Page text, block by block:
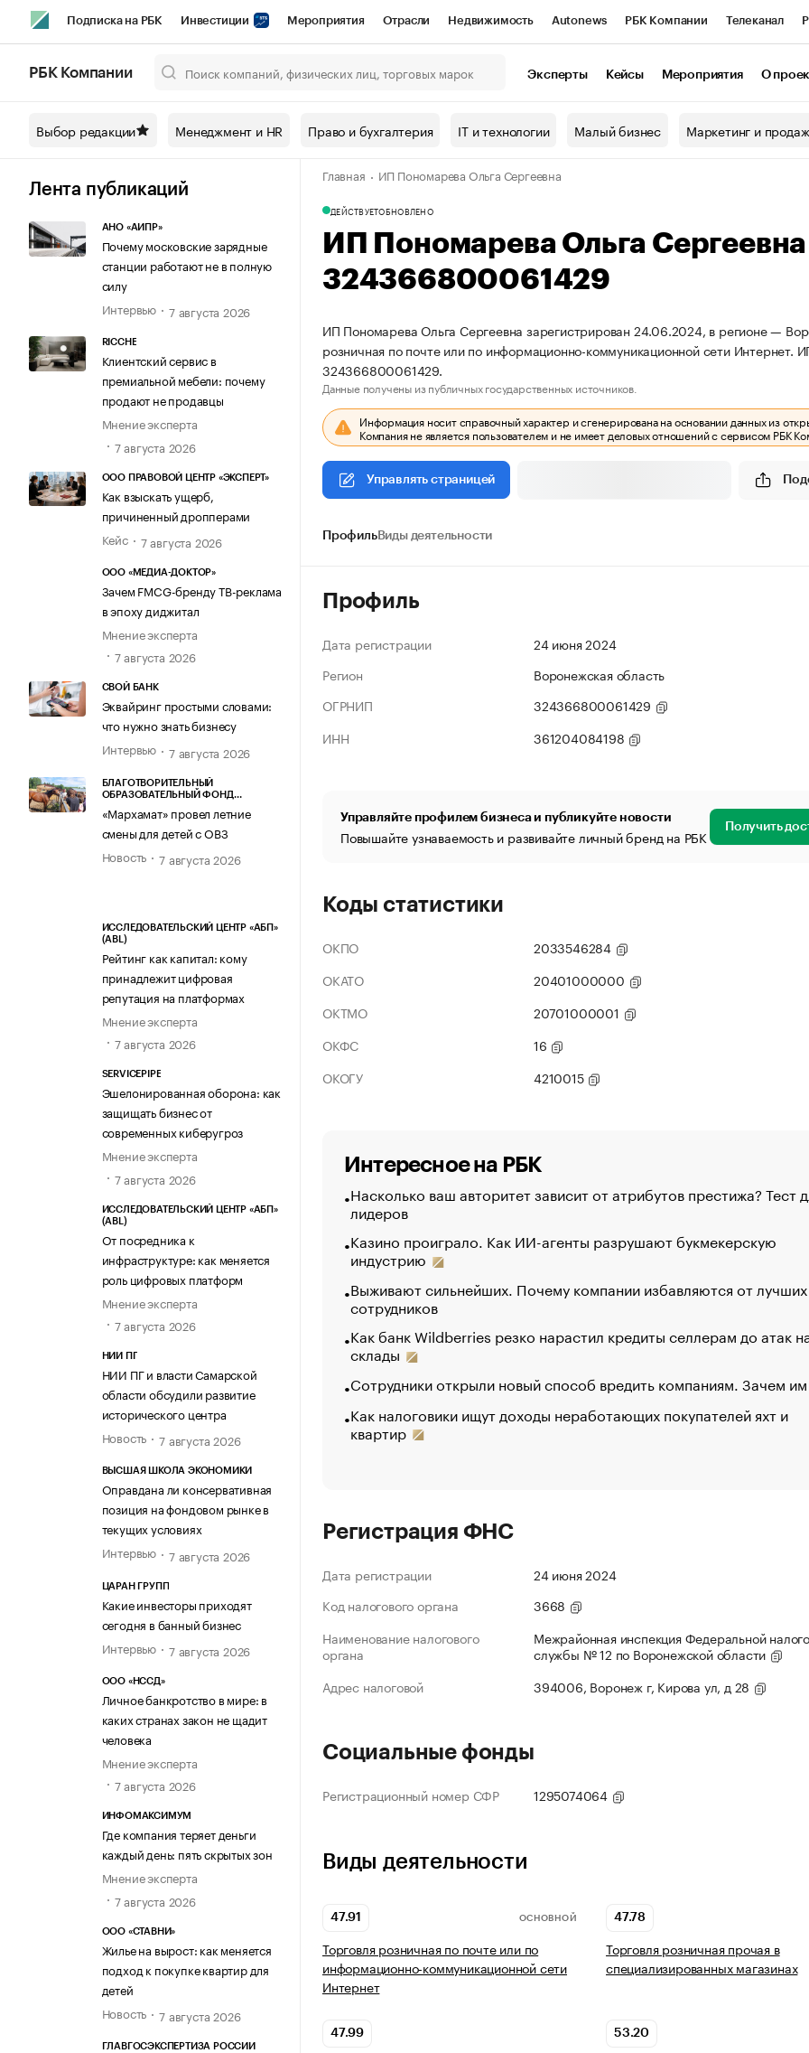
Подписка на РБК Инвестиции Мероприятия Отрасли Недвижимость Autonews РБК Компании Телеканал
Спецпроекты СПб Конференции СПб Спецпроекты Проверка контрагентов
Технологии и медиа Рынок наличной валюты
РБК Компании Эксперты Кейсы Мероприятия О
Выбор редакции Менеджмент и HR Право и бухгалтерия IT и технологии Малый бизнес Маркетинг и
Лента публикаций
АНО «АИПР»
Почему московские зарядные
станции работают не в полную
силу
Интервью
7 августа 2026
RICCHE
Клиентский сервис в
премиальной мебели: почему
продают не продавцы
Мнение эксперта
7 августа 2026
ООО ПРАВОВОЙ ЦЕНТР «ЭКСПЕРТ»
Как взыскать ущерб,
причиненный дропперами
Кейс
7 августа 2026
ООО «МЕДИА-ДОКТОР»
Зачем FMCG-бренду ТВ-реклама
в эпоху диджитал
Мнение эксперта
7 августа 2026
СВОЙ БАНК
Эквайринг простыми словами:
что нужно знать бизнесу
Интервью
7 августа 2026
БЛАГОТВОРИТЕЛЬНЫЙ
ОБРАЗОВАТЕЛЬНЫЙ ФОНД
«Мархамат» провел летние
смены для детей с ОВЗ
Новость
7 августа 2026
ИССЛЕДОВАТЕЛЬСКИЙ ЦЕНТР «АБП»
(ABL)
Рейтинг как капитал: кому
принадлежит цифровая
репутация на платформах
Мнение эксперта
7 августа 2026
SERVICEPIPE
Эшелонированная оборона: как
защищать бизнес от
современных киберугроз
Мнение эксперта
7 августа 2026
ИССЛЕДОВАТЕЛЬСКИЙ ЦЕНТР «АБП»
(ABL)
От посредника к
инфраструктуре: как меняется
роль цифровых платформ
Мнение эксперта
7 августа 2026
НИИ ПГ
НИИ ПГ и власти Самарской
области обсудили развитие
исторического центра
Новость
7 августа 2026
ВЫСШАЯ ШКОЛА ЭКОНОМИКИ
Оправдана ли консервативная
позиция на фондовом рынке в
текущих условиях
Интервью
7 августа 2026
ЦАРАН ГРУПП
Какие инвесторы приходят
сегодня в банный бизнес
Интервью
7 августа 2026
ООО «НССД»
Личное банкротство в мире: в
каких странах закон не щадит
человека
Мнение эксперта
7 августа 2026
ИНФОМАКСИМУМ
Где компания теряет деньги
каждый день: пять скрытых зон
Мнение эксперта
7 августа 2026
ООО «СТАВНИ»
Жилье на вырост: как меняется
подход к покупке квартир для
детей
Новость
7 августа 2026
ГЛАВГОСЭКСПЕРТИЗА РОССИИ
Главная ИП Пономарева Ольга Сергеевна
ДЕЙСТВУЕТОБНОВЛЕНО
ИП Пономарева Ольга
324366800061429
ИП Пономарева Ольга Сергеевна зарегистрирован 24.06.2024, в регионе —
розничная по почте или по информационно-коммуникационной сети
324366800061429.
Данные получены из публичных государственных источников.
Информация носит справочный характер и сгенерирована на основании данных из
Компания не является пользователем и не имеет деловых отношений с сервисом РБК
Управлять страницей
ПрофильВиды деятельности
Профиль
Дата регистрации
24 июня 2024
Регион
Воронежская область
ОГРНИП
324366800061429
ИНН
361204084198
Управляйте профилем бизнеса и публикуйте новости
Повышайте узнаваемость и развивайте личный бренд на РБК Получить
Коды статистики
ОКПО
2033546284
ОКАТО
20401000000
ОКТМО
20701000001
ОКФС
16
ОКОГУ
4210015
Интересное на РБК
Насколько ваш авторитет зависит от атрибутов престижа? Тест
лидеров
Казино проиграло. Как ИИ-агенты разрушают букмекерскую
индустрию
Выживают сильнейших. Почему компании избавляются от лучших
сотрудников
Как банк Wildberries резко нарастил кредиты селлерам до атак
склады
Сотрудники открыли новый способ вредить компаниям. Зачем
Как налоговики ищут доходы неработающих покупателей яхт и
квартир
Регистрация ФНС
Дата регистрации
24 июня 2024
Код налогового органа
3668
Наименование налогового
органа
Межрайонная инспекция Федеральной
службы № 12 по Воронежской области
Адрес налоговой
394006, Воронеж г, Кирова ул, д 28
Социальные фонды
Регистрационный номер СФР 1295074064
Виды деятельности
47.91 ОСНОВНОЙ
Торговля розничная по почте или по
информационно-коммуникационной сети
Интернет
47.78
Торговля розничная прочая в
специализированных магазинах
47.99 53.20